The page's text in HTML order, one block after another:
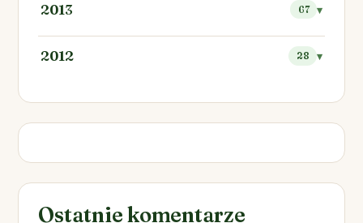
2013 67
2012 28
Ostatnie komentarze